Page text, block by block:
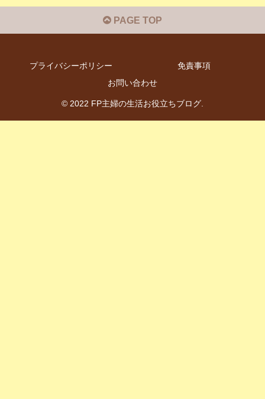
PAGE TOP
プライバシーポリシー
免責事項
お問い合わせ
© 2022 FP主婦の生活お役立ちブログ.